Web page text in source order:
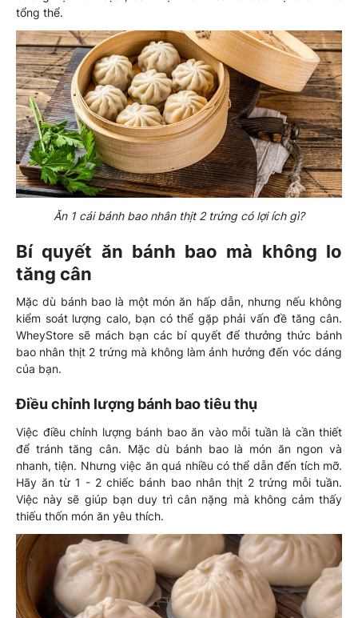
tổng thể.
Ăn 1 cái bánh bao nhân thịt 2 trứng có lợi ích gì?
Bí quyết ăn bánh bao mà không lo
tăng cân
Mặc dù bánh bao là một món ăn hấp dẫn, nhưng nếu không
kiểm soát lượng calo, bạn có thể gặp phải vấn đề tăng cân.
WheyStore sẽ mách bạn các bí quyết để thưởng thức bánh
bao nhân thịt 2 trứng mà không làm ảnh hưởng đến vóc dáng
của bạn.
Điều chỉnh lượng bánh bao tiêu thụ
Việc điều chỉnh lượng bánh bao ăn vào mỗi tuần là cần thiết
để tránh tăng cân. Mặc dù bánh bao là món ăn ngon và
nhanh, tiện. Nhưng việc ăn quá nhiều có thể dẫn đến tích mỡ.
Hãy ăn từ 1 - 2 chiếc bánh bao nhân thịt 2 trứng mỗi tuần.
Việc này sẽ giúp bạn duy trì cân nặng mà không cảm thấy
thiếu thốn món ăn yêu thích.